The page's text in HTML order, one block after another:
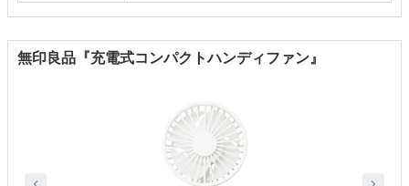
無印良品『充電式コンパクトハンディファン』